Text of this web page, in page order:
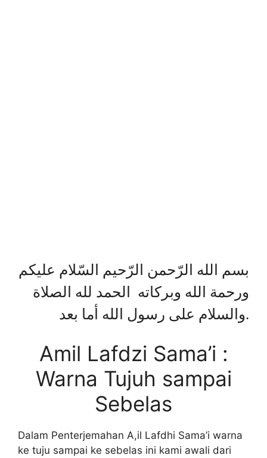
بسم الله الرّحمن الرّحيم السّلام عليكم
ورحمة الله وبركاته الحمد لله الصلاة
والسلام على رسول الله أما بعد.
Amil Lafdzi Sama’i :
Warna Tujuh sampai
Sebelas
Dalam Penterjemahan A,il Lafdhi Sama’i warna
ke tuju sampai ke sebelas ini kami awali dari